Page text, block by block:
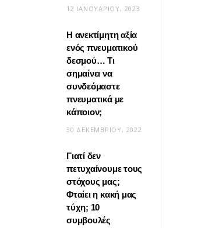
Βίντεο: Μεταμόρφωσε το
φουλάρι σου σε κιμονό
20 ΜΑΪ́ΟΥ, 2026
12 ΙΑΝΟΥΑΡΊΟΥ, 2023
Η ανεκτίμητη αξία
ενός πνευματικού
δεσμού… Τι
σημαίνει να
συνδεόμαστε
πνευματικά με
κάποιον;
30 ΔΕΚΕΜΒΡΊΟΥ, 2022
Γιατί δεν
πετυχαίνουμε τους
στόχους μας;
Φταίει η κακή μας
τύχη; 10
συμβουλές